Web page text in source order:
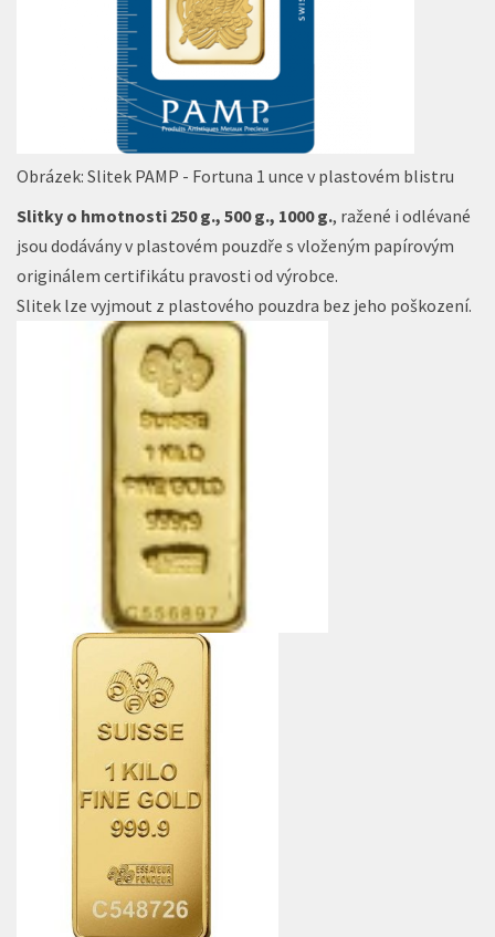
Obrázek: Slitek PAMP - Fortuna 1 unce v plastovém blistru
Slitky o hmotnosti 250 g., 500 g., 1000 g., ražené i odlévané
jsou dodávány v plastovém pouzdře s vloženým papírovým
originálem certifikátu pravosti od výrobce.
Slitek lze vyjmout z plastového pouzdra bez jeho poškození.